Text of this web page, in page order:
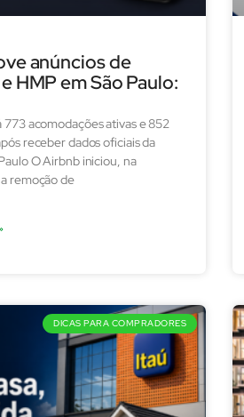
anúncios de
HMP em São Paulo:
acomodações ativas e 852
receber dados oficiais da
O Airbnb iniciou, na
remoção de
DICAS PARA COMPRADORES